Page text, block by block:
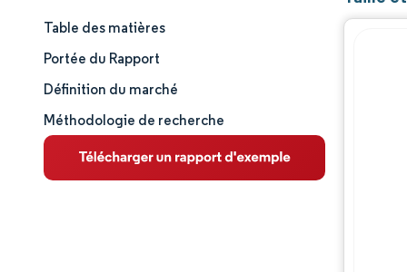
Taille et part de marché
Analyse du marché
Tendances et perspectives
Analyse des segments
Table des matières
Portée du Rapport
Définition du marché
Méthodologie de recherche